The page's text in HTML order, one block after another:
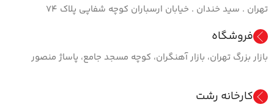
تهران . سید خندان . خیابان ارسباران کوچه شفاپی پلاک ۷۴
فروشگاه
بازار بزرگ تهران، بازار آهنگران، کوچه مسجد جامع، پاساژ منصور
کارخانه رشت